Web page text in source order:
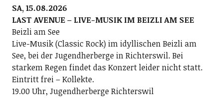
SA, 15.08.2026
LAST AVENUE – LIVE-MUSIK IM BEIZLI AM SEE
Beizli am See
Live-Musik (Classic Rock) im idyllischen Beizli am
See, bei der Jugendherberge in Richterswil. Bei
starkem Regen findet das Konzert leider nicht statt.
Eintritt frei – Kollekte.
19.00 Uhr, Jugendherberge Richterswil